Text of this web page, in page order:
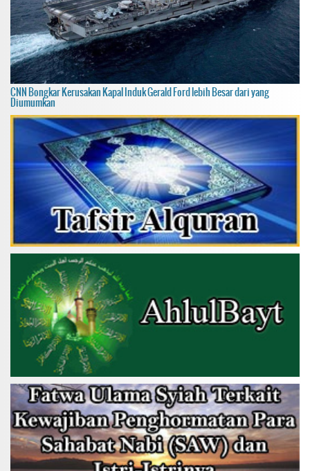
CNN Bongkar Kerusakan Kapal Induk Gerald Ford lebih Besar dari yang
Diumumkan